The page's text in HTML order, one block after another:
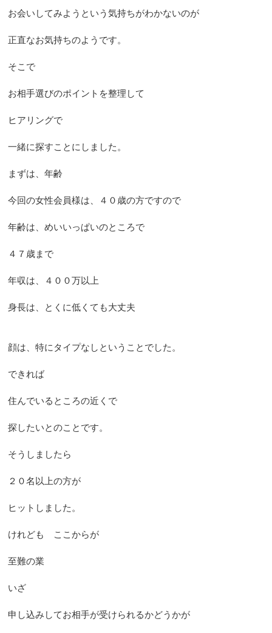
お会いしてみようという気持ちがわかないのが
正直なお気持ちのようです。
そこで
お相手選びのポイントを整理して
ヒアリングで
一緒に探すことにしました。
まずは、年齢
今回の女性会員様は、４０歳の方ですので
年齢は、めいいっぱいのところで
４７歳まで
年収は、４００万以上
身長は、とくに低くても大丈夫
顔は、特にタイプなしということでした。
できれば
住んでいるところの近くで
探したいとのことです。
そうしましたら
２０名以上の方が
ヒットしました。
けれども ここからが
至難の業
いざ
申し込みしてお相手が受けられるかどうかが